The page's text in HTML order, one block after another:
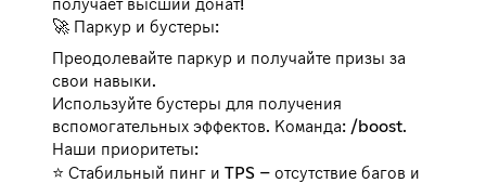
получает высший донат!
🚀 Паркур и бустеры:
Преодолевайте паркур и получайте призы за
свои навыки.
Используйте бустеры для получения
вспомогательных эффектов. Команда: /boost.
Наши приоритеты:
⭐ Стабильный пинг и TPS – отсутствие багов и